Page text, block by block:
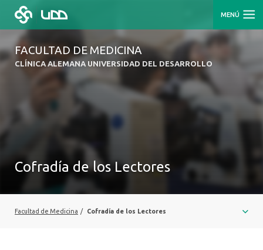
MENÚ
FACULTAD DE MEDICINA
CLÍNICA ALEMANA UNIVERSIDAD DEL DESARROLLO
Cofradía de los Lectores
Facultad de Medicina / Cofradía de los Lectores